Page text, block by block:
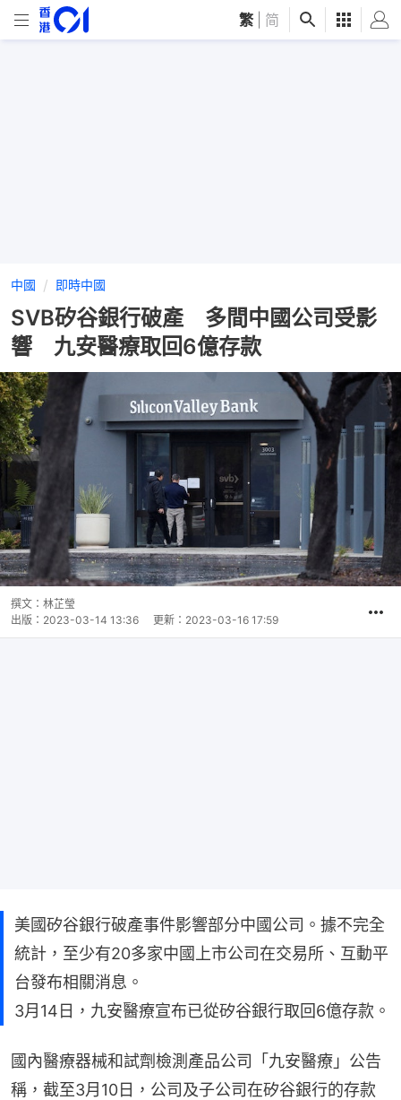
繁 简
中國 即時中國
SVB矽谷銀行破產 多間中國公司受影
響 九安醫療取回6億存款
撰文： 林芷瑩
出版： 2023-03-14 13:36 更新： 2023-03-16 17:59
美國矽谷銀行破產事件影響部分中國公司。據不完全
統計，至少有20多家中國上市公司在交易所、互動平
台發布相關消息。
3月14日，九安醫療宣布已從矽谷銀行取回6億存款。
國內醫療器械和試劑檢測產品公司「九安醫療」公告
稱，截至3月10日，公司及子公司在矽谷銀行的存款